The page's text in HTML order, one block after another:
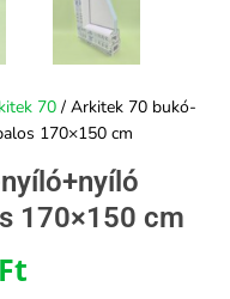
70 / Arkitek 70 bukó-
170×150 cm
170×150 cm
Ft